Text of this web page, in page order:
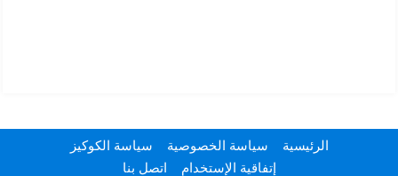
الرئيسية سياسة الخصوصية
سياسة الكوكيز
إتفاقية الإستخدام
اتصل بنا